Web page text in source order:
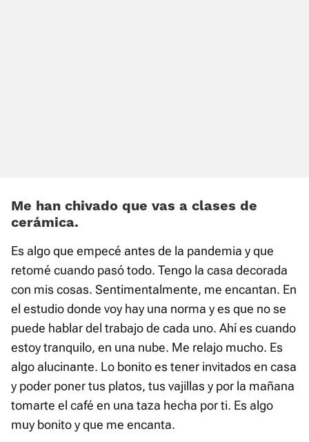
Me han chivado que vas a clases de
cerámica.
Es algo que empecé antes de la pandemia y que
retomé cuando pasó todo. Tengo la casa decorada
con mis cosas. Sentimentalmente, me encantan. En
el estudio donde voy hay una norma y es que no se
puede hablar del trabajo de cada uno. Ahí es cuando
estoy tranquilo, en una nube. Me relajo mucho. Es
algo alucinante. Lo bonito es tener invitados en casa
y poder poner tus platos, tus vajillas y por la mañana
tomarte el café en una taza hecha por ti. Es algo
muy bonito y que me encanta.